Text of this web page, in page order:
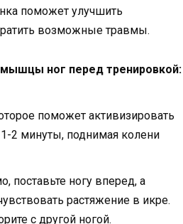
поможет улучшить
возможные травмы.
ног перед тренировкой:
поможет активизировать
2 минуты, поднимая колени
поставьте ногу вперед, а
растяжение в икре.
с другой ногой.